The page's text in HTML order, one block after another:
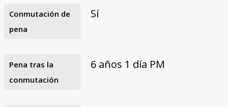
Conmutación de
pena
Sí
Pena tras la
conmutación
6 años 1 día PM